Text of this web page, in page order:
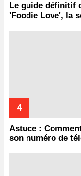
Le guide définitif
'Foodie Love', la
Astuce :
son numéro de